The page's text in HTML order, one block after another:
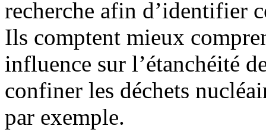
recherche afin d’identifier
Ils comptent mieux
influence sur l’étanchéité
confiner les déchets
par exemple.